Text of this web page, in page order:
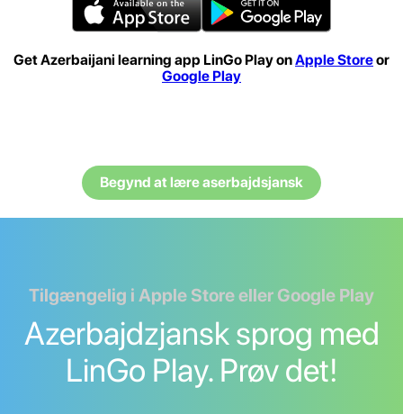
Get Azerbaijani learning app LinGo Play onApple Storeor
Google Play
Begynd at lære aserbajdsjansk
Tilgængelig i Apple Store eller Google Play
Azerbajdzjansk sprog med
LinGo Play. Prøv det!